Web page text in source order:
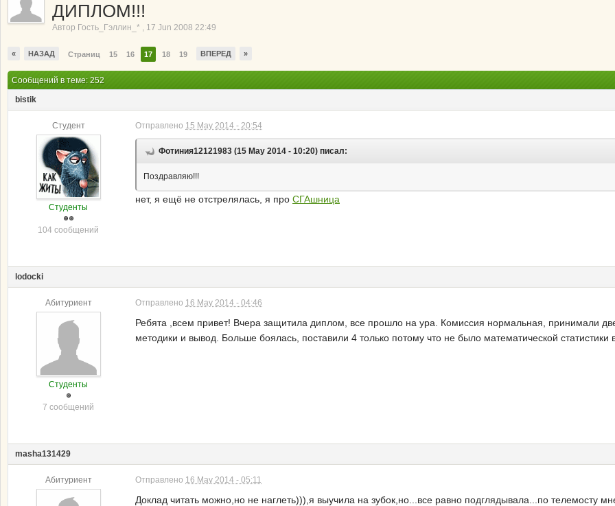
ДИПЛОМ!!!
Автор Гость_Гэллин_* , 17 Jun 2008 22:49
« НАЗАД Страниц 15 16 17 18 19 ВПЕРЕД »
Сообщений в теме: 252
bistik
Студент
Студенты
104 сообщений
Отправлено 15 May 2014 - 20:54
Фотиния12121983 (15 May 2014 - 10:20) писал:
Поздравляю!!!
нет, я ещё не отстрелялась, я про СГАшница
lodocki
Абитуриент
Студенты
7 сообщений
Отправлено 16 May 2014 - 04:46
Ребята ,всем привет! Вчера защитила диплом, все прошло на ура. Комиссия нормальная, принимали
методики и вывод. Больше боялась, поставили 4 только потому что не было математической статистики
masha131429
Абитуриент Отправлено 16 May 2014 - 05:11
Доклад читать можно,но не наглеть))),я выучила на зубок,но...все равно подглядывала...по телемосту